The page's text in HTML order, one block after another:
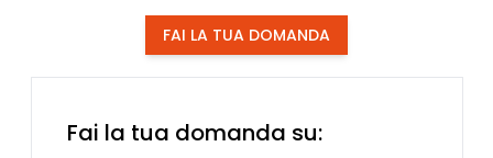
FAI LA TUA DOMANDA
Fai la tua domanda su: